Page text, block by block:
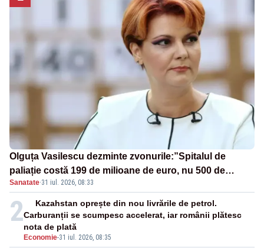
Olguța Vasilescu dezminte zvonurile:”Spitalul de
paliație costă 199 de milioane de euro, nu 500 de
milioane”
Sanatate·31 iul. 2026, 08:33
2
Economie-31 iul. 2026, 08:35
Kazahstan oprește din nou livrările de petrol.
Carburanții se scumpesc accelerat, iar românii plătesc
nota de plată